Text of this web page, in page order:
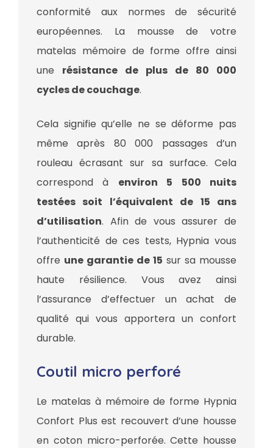
conformité aux normes de sécurité
européennes. La mousse de votre
matelas mémoire de forme offre ainsi
une résistance de plus de 80 000
cycles de couchage.
Cela signifie qu’elle ne se déforme pas
même après 80 000 passages d’un
rouleau écrasant sur sa surface. Cela
correspond à environ 5 500 nuits
testées soit l’équivalent de 15 ans
d’utilisation. Afin de vous assurer de
l’authenticité de ces tests, Hypnia vous
offre une garantie de 15 sur sa mousse
haute résilience. Vous avez ainsi
l’assurance d’effectuer un achat de
qualité qui vous apportera un confort
durable.
Coutil micro perforé
Le matelas à mémoire de forme Hypnia
Confort Plus est recouvert d’une housse
en coton micro-perforée. Cette housse